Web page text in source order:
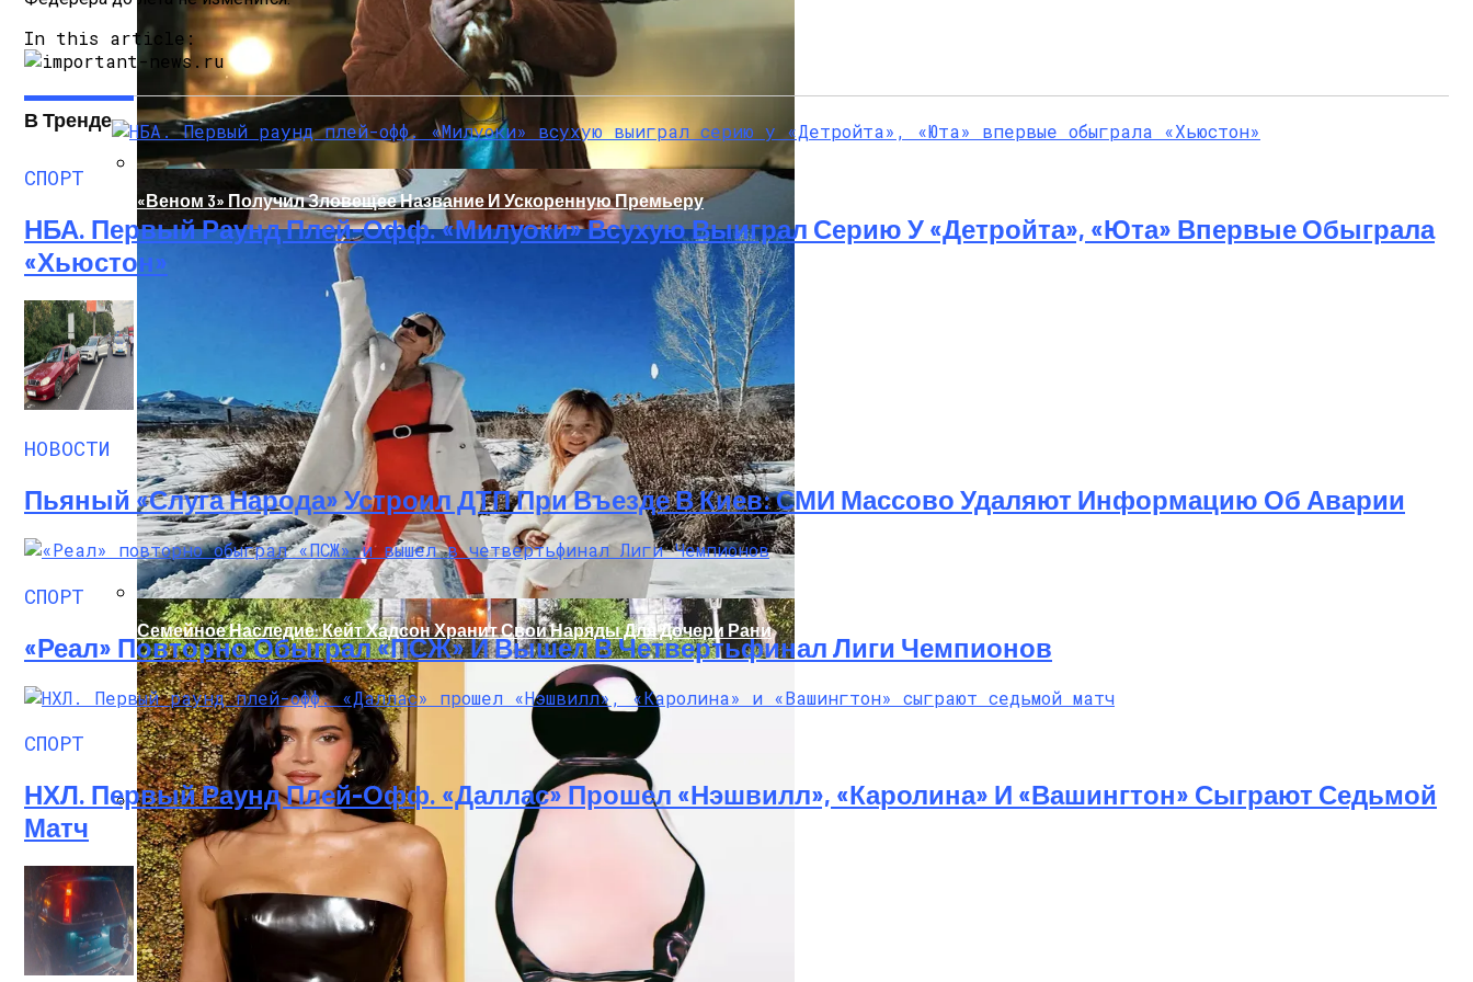
В Николаеве Во Время Задержания Умер 29-Летний Мужчина
В Киеве Ночью Сгорело Заброшенное Здание
«Веном 3» Получил Зловещее Название И Ускоренную Премьеру
Семейное Наследие: Кейт Хадсон Хранит Свои Наряды Для Дочери Рани
In this article:
В Тренде
СПОРТ
НБА. Первый Раунд Плей-Офф. «Милуоки» Всухую Выиграл Серию У «Детройта», «Юта» Впервые Обыграла
«Хьюстон»
НОВОСТИ
Пьяный «слуга Народа» Устроил ДТП При Въезде В Киев: СМИ Массово Удаляют Информацию Об Аварии
СПОРТ
«Реал» Повторно Обыграл «ПСЖ» И Вышел В Четвертьфинал Лиги Чемпионов
СПОРТ
НХЛ. Первый Раунд Плей-Офф. «Даллас» Прошел «Нэшвилл», «Каролина» И «Вашингтон» Сыграют Седьмой
Матч